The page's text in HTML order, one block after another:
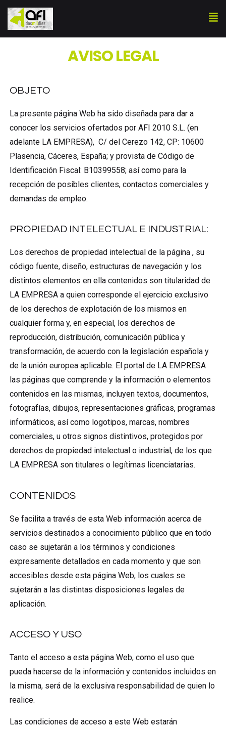
AVISO LEGAL
OBJETO
La presente página Web ha sido diseñada para dar a
conocer los servicios ofertados por AFI 2010 S.L. (en
adelante LA EMPRESA), C/ del Cerezo 142, CP: 10600
Plasencia, Cáceres, España; y provista de Código de
Identificación Fiscal: B10399558; así como para la
recepción de posibles clientes, contactos comerciales y
demandas de empleo.
PROPIEDAD INTELECTUAL E INDUSTRIAL:
Los derechos de propiedad intelectual de la página , su
código fuente, diseño, estructuras de navegación y los
distintos elementos en ella contenidos son titularidad de
LA EMPRESA a quien corresponde el ejercicio exclusivo
de los derechos de explotación de los mismos en
cualquier forma y, en especial, los derechos de
reproducción, distribución, comunicación pública y
transformación, de acuerdo con la legislación española y
de la unión europea aplicable. El portal de LA EMPRESA
las páginas que comprende y la información o elementos
contenidos en las mismas, incluyen textos, documentos,
fotografías, dibujos, representaciones gráficas, programas
informáticos, así como logotipos, marcas, nombres
comerciales, u otros signos distintivos, protegidos por
derechos de propiedad intelectual o industrial, de los que
LA EMPRESA son titulares o legítimas licenciatarias.
CONTENIDOS
Se facilita a través de esta Web información acerca de
servicios destinados a conocimiento público que en todo
caso se sujetarán a los términos y condiciones
expresamente detallados en cada momento y que son
accesibles desde esta página Web, los cuales se
sujetarán a las distintas disposiciones legales de
aplicación.
ACCESO Y USO
Tanto el acceso a esta página Web, como el uso que
pueda hacerse de la información y contenidos incluidos en
la misma, será de la exclusiva responsabilidad de quien lo
realice.
Las condiciones de acceso a este Web estarán